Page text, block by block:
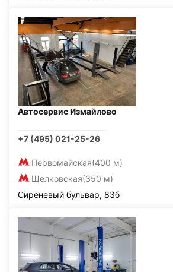
Автосервис Измайлово
+7 (495) 021-25-26
Первомайская(400 м)
Щелковская(350 м)
Сиреневый бульвар, 83б